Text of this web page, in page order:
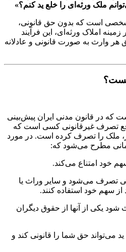
ورثه‌ای را خلع ید کنم؟»
که بدون حق قانونی،
ورثه‌ای، این فرآیند
به صورت قانونی و عادلانه
مدنی ایران پیش‌بینی
غیرقانونی کسی است که
را تصرف کرده است. در مورد
می‌شود که:
می‌کند.
و سایر وراث یا
استفاده کنند.
از آنها از حقوق دیگران
حق شما را قانونی کند و